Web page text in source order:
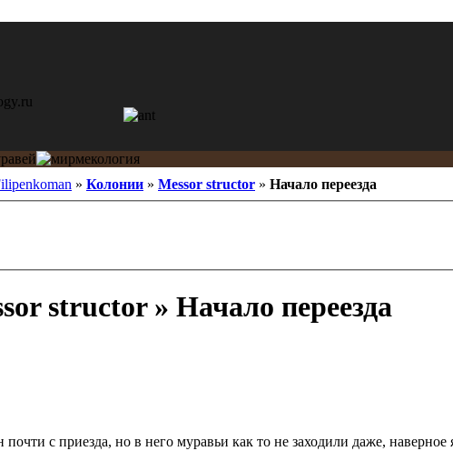
» Колонии » Messor structor » Начало переезда
structor » Начало переезда
с приезда, но в него муравьи как то не заходили даже,